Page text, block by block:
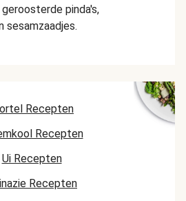
pinda's,
sesamzaadjes.
Recepten
Recepten
Ui Recepten
Recepten